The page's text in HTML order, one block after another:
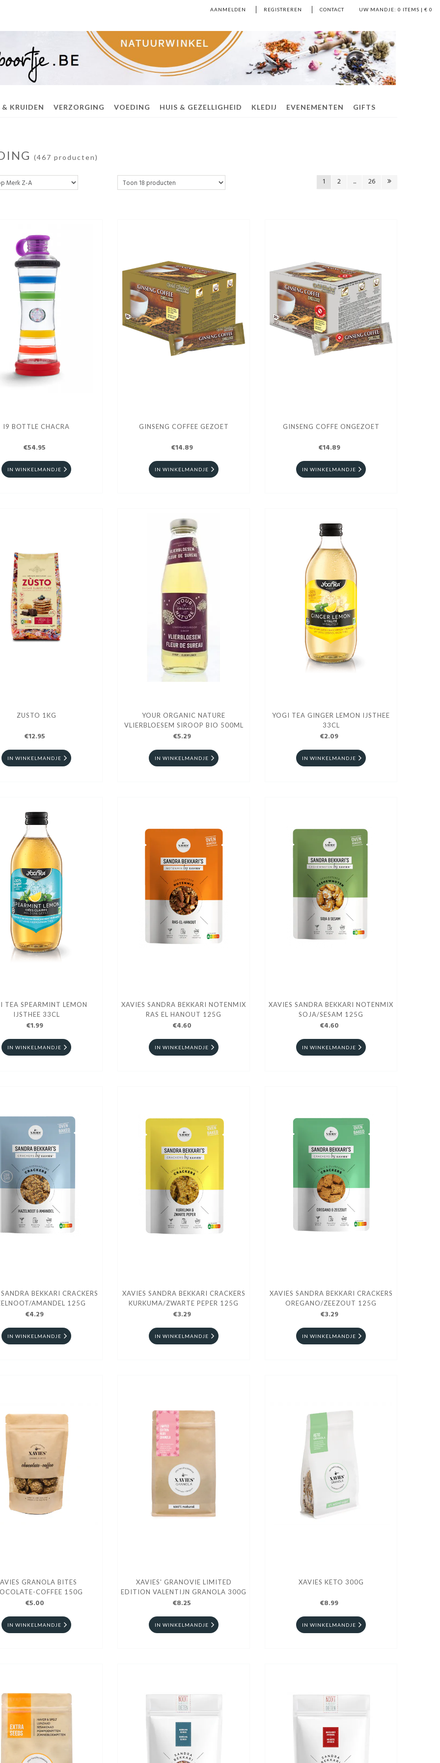
UW MANDJE: 0 ITEMS | € 0
AANMELDEN REGISTREREN CONTACT
& KRUIDEN VERZORGING VOEDING HUIS & GEZELLIGHEID KLEDIJ EVENEMENTEN GIFTS
(467 producten)
1 2 ... 26
I9 BOTTLE CHACRA
€54.95
IN WINKELMANDJE
GINSENG COFFEE GEZOET
€14.89
IN WINKELMANDJE
GINSENG COFFE ONGEZOET
€14.89
IN WINKELMANDJE
ZUSTO 1KG
€12.95
IN WINKELMANDJE
YOUR ORGANIC NATURE
VLIERBLOESEM SIROOP BIO 500ML
€5.29
IN WINKELMANDJE
YOGI TEA GINGER LEMON IJSTHEE
33CL
€2.09
IN WINKELMANDJE
TEA SPEARMINT LEMON
IJSTHEE 33CL
€1.99
IN WINKELMANDJE
XAVIES SANDRA BEKKARI NOTENMIX
RAS EL HANOUT 125G
€4.60
IN WINKELMANDJE
XAVIES SANDRA BEKKARI NOTENMIX
SOJA/SESAM 125G
€4.60
IN WINKELMANDJE
BEKKARI CRACKERS
AMANDEL 125G
€4.29
IN WINKELMANDJE
XAVIES SANDRA BEKKARI CRACKERS
KURKUMA/ZWARTE PEPER 125G
€3.29
IN WINKELMANDJE
XAVIES SANDRA BEKKARI CRACKERS
OREGANO/ZEEZOUT 125G
€3.29
IN WINKELMANDJE
GRANOLA BITES
COFFEE 150G
€5.00
IN WINKELMANDJE
XAVIES' GRANOVIE LIMITED
EDITION VALENTIJN GRANOLA 300G
€8.25
IN WINKELMANDJE
XAVIES KETO 300G
€8.99
IN WINKELMANDJE